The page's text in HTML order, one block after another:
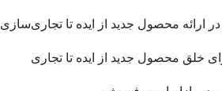
ارائه محصول جدید از ایده تا تجاری‌سازی
خلق محصول جدید از ایده تا تجاری‌